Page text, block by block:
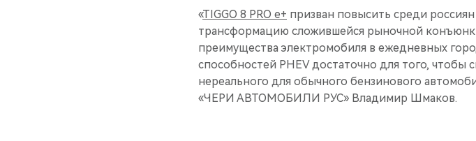
«TIGGO 8 PRO e+ призван повысить среди
трансформацию сложившейся рыночной
преимущества электромобиля в ежедневных
способностей PHEV достаточно для того, чтобы
нереального для обычного бензинового
«ЧЕРИ АВТОМОБИЛИ РУС» Владимир Шмаков.